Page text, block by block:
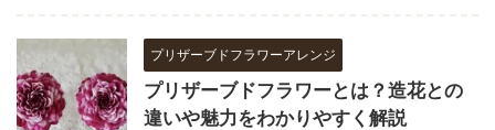
プリザーブドフラワーアレンジ
プリザーブドフラワーとは？造花との
違いや魅力をわかりやすく解説